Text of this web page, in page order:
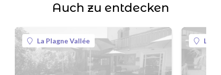
Auch zu entdecken
La Plagne Vallée La